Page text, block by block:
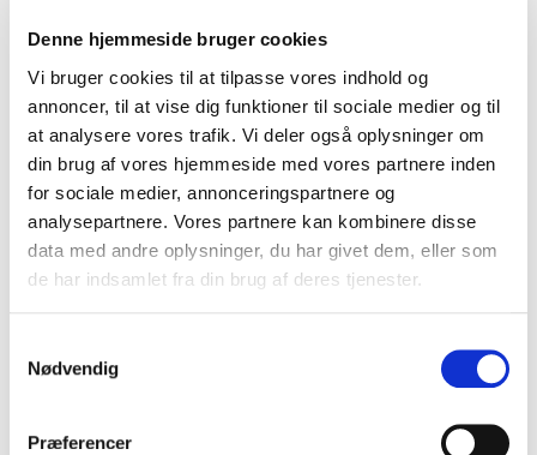
Denne hjemmeside bruger cookies
Vi bruger cookies til at tilpasse vores indhold og
annoncer, til at vise dig funktioner til sociale medier og til
at analysere vores trafik. Vi deler også oplysninger om
din brug af vores hjemmeside med vores partnere inden
for sociale medier, annonceringspartnere og
analysepartnere. Vores partnere kan kombinere disse
data med andre oplysninger, du har givet dem, eller som
de har indsamlet fra din brug af deres tjenester.
Nødvendig
Præferencer
Hvidløg i tern 250 g
Varenr.: 10001944